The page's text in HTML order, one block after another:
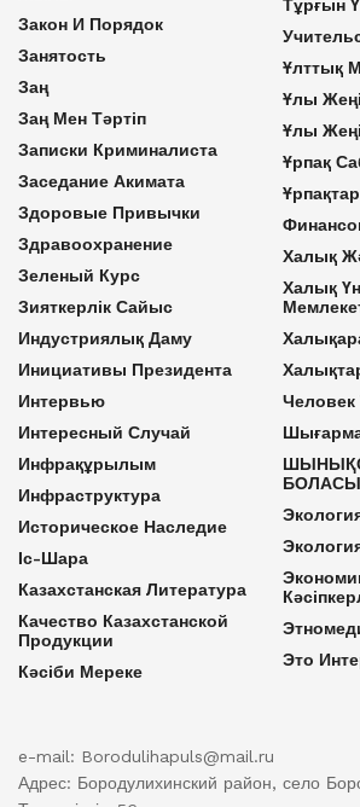
Закон И Порядок
Занятость
Заң
Заң Мен Тәртіп
Записки Криминалиста
Заседание Акимата
Здоровые Привычки
Здравоохранение
Зеленый Курс
Зияткерлік Сайыс
Индустриялық Даму
Инициативы Президента
Интервью
Интересный Случай
Инфрақұрылым
Инфраструктура
Историческое Наследие
Іс-Шара
Казахстанская Литература
Качество Казахстанской
Продукции
Кәсіби Мереке
Тұрғын
Ұлттық
Ұлы
Ұлы
Ұрпақ
Халық
Халық
Человек
Это
e-mail: Borodulihapuls@mail.ru
Адрес: Бородулихинский район, село